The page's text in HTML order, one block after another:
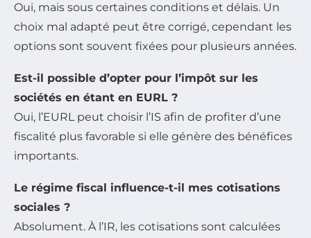
Oui, mais sous certaines conditions et délais. Un
choix mal adapté peut être corrigé, cependant les
options sont souvent fixées pour plusieurs années.
Est-il possible d’opter pour l’impôt sur les
sociétés en étant en EURL ?
Oui, l’EURL peut choisir l’IS afin de profiter d’une
fiscalité plus favorable si elle génère des bénéfices
importants.
Le régime fiscal influence-t-il mes cotisations
sociales ?
Absolument. À l’IR, les cotisations sont calculées